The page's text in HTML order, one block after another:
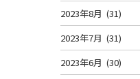
2023年8月 (31)
2023年7月 (31)
2023年6月 (30)